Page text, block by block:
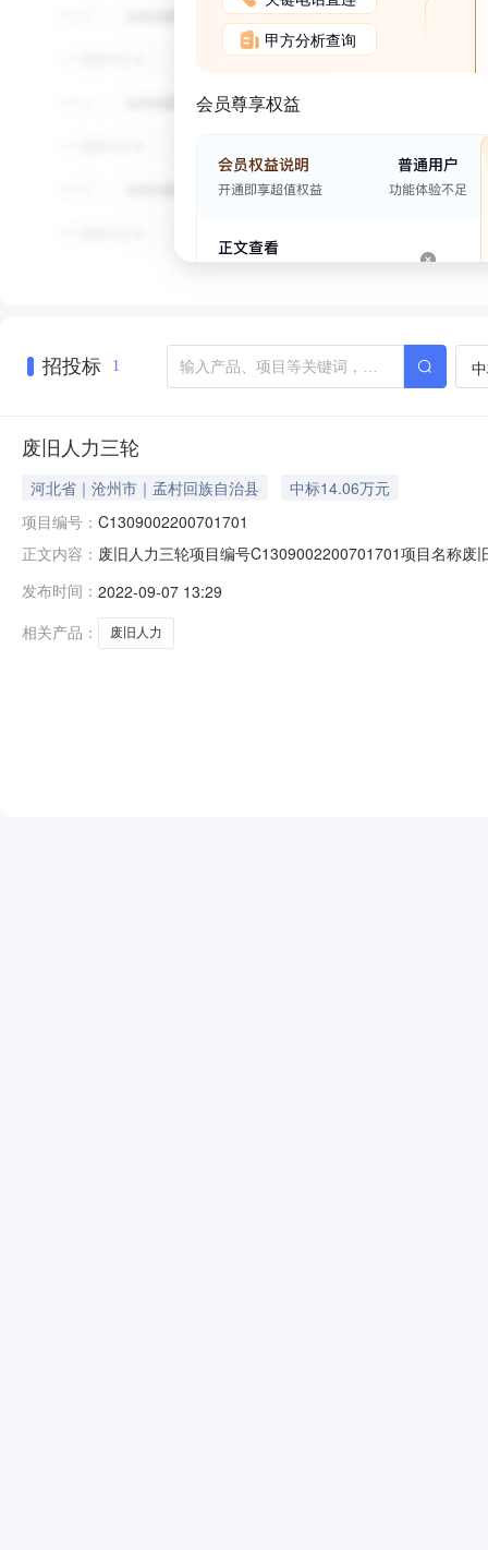
甲方分析查询
会员尊享权益
招投标 1
废旧人力三轮
河北省｜沧州市｜孟村回族自治县
中标14.06万元
项目编号： C1309002200701701
正文内容： 废旧人力三轮项目编号C1309002200701701项目名称
发布时间： 2022-09-07 13:29
相关产品：
废旧人力